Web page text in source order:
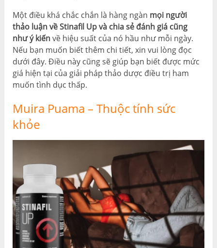
Một điều khá chắc chắn là hàng ngàn mọi người
thảo luận về Stinafil Up và chia sẻ đánh giá cũng
như ý kiếnvề hiệu suất của nó hầu như mỗi ngày.
Nếu bạn muốn biết thêm chi tiết, xin vui lòng đọc
dưới đây. Điều này cũng sẽ giúp bạn biết được mức
giá hiện tại của giải pháp thảo dược điều trị ham
muốn tình dục thấp.
Muira Puama – Thuộc tính sức
khỏe